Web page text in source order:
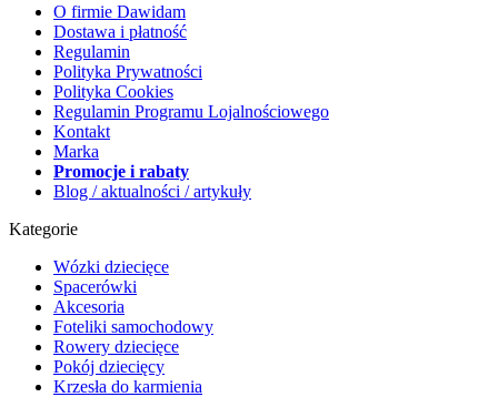
O firmie Dawidam
Dostawa i płatność
Regulamin
Polityka Prywatności
Polityka Cookies
Regulamin Programu Lojalnościowego
Kontakt
Marka
Promocje i rabaty
Blog / aktualności / artykuły
Kategorie
Wózki dziecięce
Spacerówki
Akcesoria
Foteliki samochodowy
Rowery dziecięce
Pokój dziecięcy
Krzesła do karmienia